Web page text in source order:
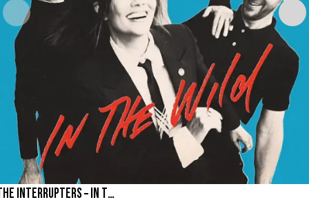
THE INTERRUPTERS – IN THE WILD